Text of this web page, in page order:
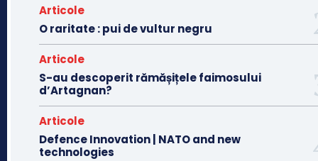
Articole
O raritate : pui de vultur negru
Articole
S-au descoperit rămășițele faimosului
d’Artagnan?
Articole
Defence Innovation | NATO and new
technologies